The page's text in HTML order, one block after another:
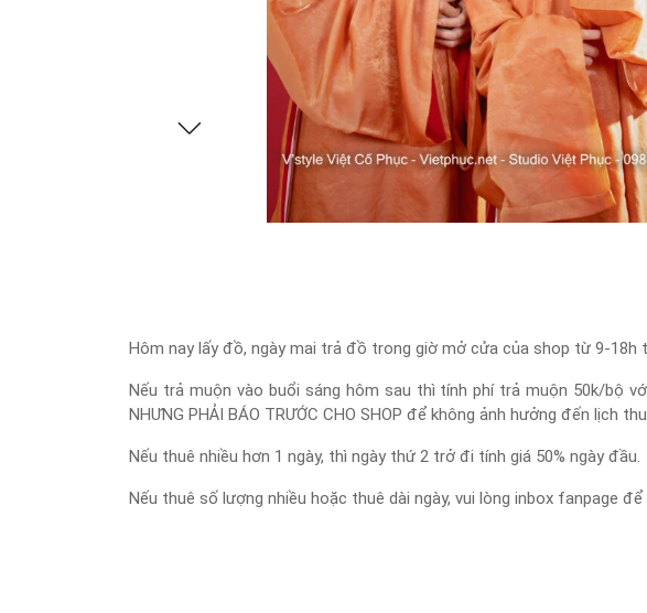
Hôm nay lấy đồ, ngày mai trả đồ trong giờ mở cửa của shop từ 9-18h
Nếu trả muộn vào buổi sáng hôm sau thì tính phí trả muộn 50k/bộ
NHƯNG PHẢI BÁO TRƯỚC CHO SHOP để không ảnh hưởng đến lịch
Nếu thuê nhiều hơn 1 ngày, thì ngày thứ 2 trở đi tính giá 50% ngày đầu.
Nếu thuê số lượng nhiều hoặc thuê dài ngày, vui lòng inbox fanpage